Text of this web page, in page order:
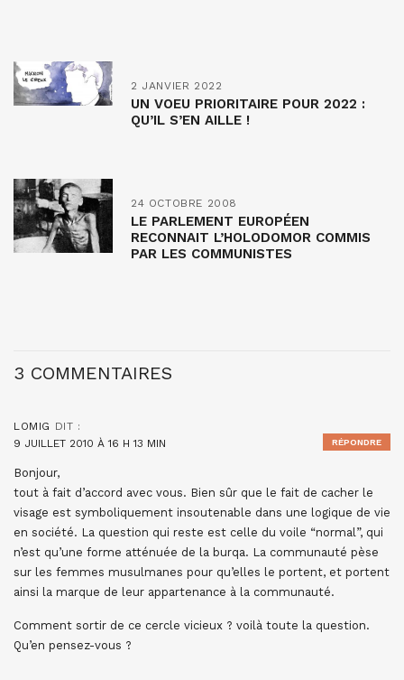
2 JANVIER 2022
UN VOEU PRIORITAIRE POUR 2022 :
QU’IL S’EN AILLE !
24 OCTOBRE 2008
LE PARLEMENT EUROPÉEN
RECONNAIT L’HOLODOMOR COMMIS
PAR LES COMMUNISTES
3 COMMENTAIRES
LOMIG DIT :
9 JUILLET 2010 À 16 H 13 MIN
Bonjour,
tout à fait d’accord avec vous. Bien sûr que le fait de cacher le
visage est symboliquement insoutenable dans une logique de vie
en société. La question qui reste est celle du voile “normal”, qui
n’est qu’une forme atténuée de la burqa. La communauté pèse
sur les femmes musulmanes pour qu’elles le portent, et portent
ainsi la marque de leur appartenance à la communauté.
Comment sortir de ce cercle vicieux ? voilà toute la question.
Qu’en pensez-vous ?
RÉPONDRE